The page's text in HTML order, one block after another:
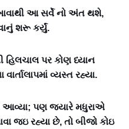
આ સર્વે નો અંત થશે,
શરૂ કર્યું.
હિલચાલ પર કોણ ધ્યાન
વ્યસ્ત રહ્યા.
આવ્યા; પણ જ્યારે મધુરાએ
જઇ રહ્યા છે, તો બીજો કોઇ